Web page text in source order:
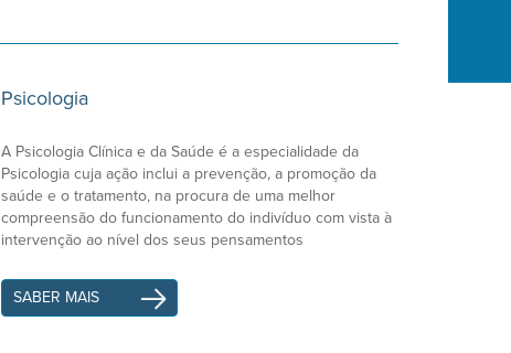
Psicologia
A Psicologia Clínica e da Saúde é a especialidade da
Psicologia cuja ação inclui a prevenção, a promoção da
saúde e o tratamento, na procura de uma melhor
compreensão do funcionamento do indivíduo com vista à
intervenção ao nível dos seus pensamentos
SABER MAIS